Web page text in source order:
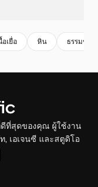
อเยื่อ หิน ธรรมชาติ
ที่สุดของคุณ ผู้ใช้งาน
, เอเจนซี และสตูดิโอ